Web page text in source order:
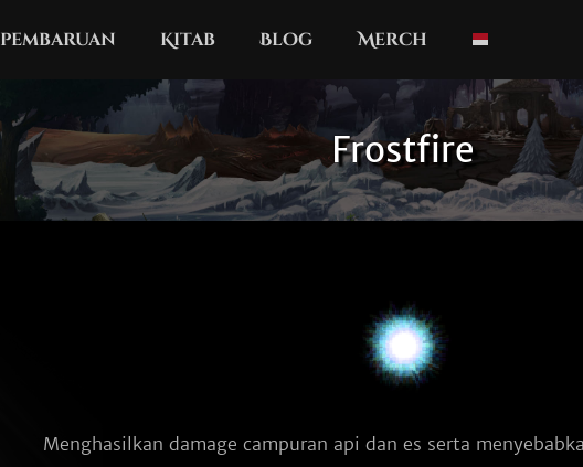
pembaruan Kitab Blog Merch
Frostfire
Menghasilkan damage campuran api dan es serta